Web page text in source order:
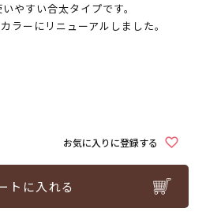
やすい合太タイプです。
ラーにリニューアルしました。
お気に入りに登録する
トに入れる